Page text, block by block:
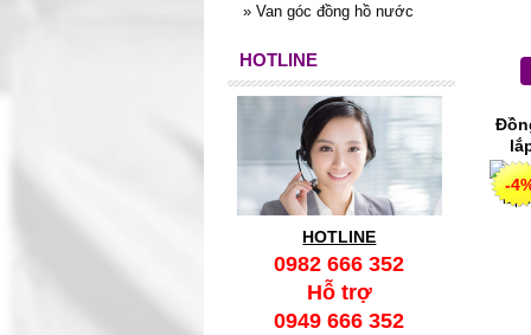
-
» Van góc đồng hồ nước
HOTLINE
HOTLINE
0982 666 352
Hỗ trợ
0949 666 352